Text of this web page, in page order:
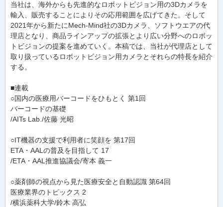
当社は、海外からも先進的なロボットビジョン用の3Dカメラを
輸入、販売することによりその応用範囲を広げてきた。そして
2021年から新たにMech-Mind社の3Dカメラ、ソフトウエアの代
理店となり、商品ラインアップの拡張とより広い分野へのロボッ
トビジョンの提案を進めていく。本稿では、当社が代理店として
取り扱っているロボットビジョン用カメラとそれらの特長を紹介
する。
■連載
○国内の医療用バーコードをひもとく 第1回
バーコードの基礎
/AITs Lab./佐藤 光昭
○IT機器の支援で利用者に笑顔を 第17回
ETA・AALの普及を目指して 17
/ETA・AAL推進協議会/寄本 義一
○薬剤師の視点から見た医療安全と自動認識 第64回
医療業界のトピックス 2
/横浜薬科大学/鈴木 高弘